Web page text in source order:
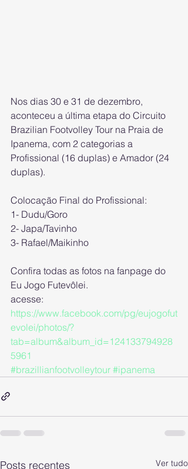
Nos dias 30 e 31 de dezembro,
aconteceu a última etapa do Circuito
Brazilian Footvolley Tour na Praia de
Ipanema, com 2 categorias a
Profissional (16 duplas) e Amador (24
duplas).
Colocação Final do Profissional:
1- Dudu/Goro
2- Japa/Tavinho
3- Rafael/Maikinho
Confira todas as fotos na fanpage do
Eu Jogo Futevôlei.
acesse:
https://www.facebook.com/pg/eujogofut
evolei/photos/?
tab=album&album_id=124133794928
5961
#brazillianfootvolleytour #ipanema
Posts recentes Ver tudo